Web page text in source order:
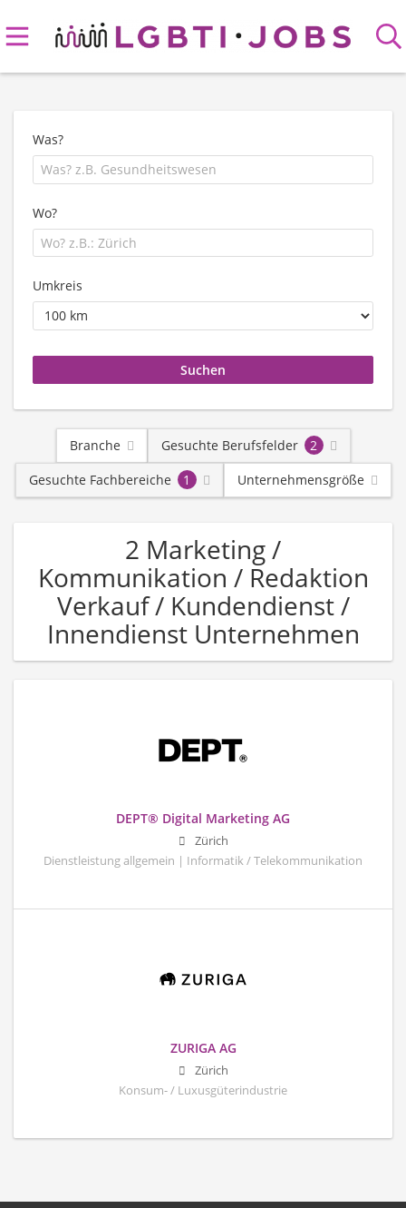
Was?
Wo?
Umkreis
Branche Gesuchte Berufsfelder
2
Gesuchte Fachbereiche
1 Unternehmensgröße
2 Marketing /
Kommunikation / Redaktion
Verkauf / Kundendienst /
Innendienst Unternehmen
DEPT® Digital Marketing AG
Zürich
Dienstleistung allgemein | Informatik / Telekommunikation
ZURIGA AG
Zürich
Konsum- / Luxusgüterindustrie